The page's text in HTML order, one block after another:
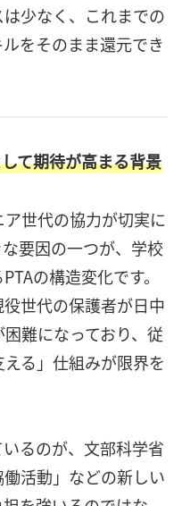
少なく、これまでの
をそのまま還元でき
て期待が高まる背景
世代の協力が切実に
要因の一つが、学校
の構造変化です。
世代の保護者が日中
難になっており、従
る」仕組みが限界を
るのが、文部科学省
活動」などの新しい